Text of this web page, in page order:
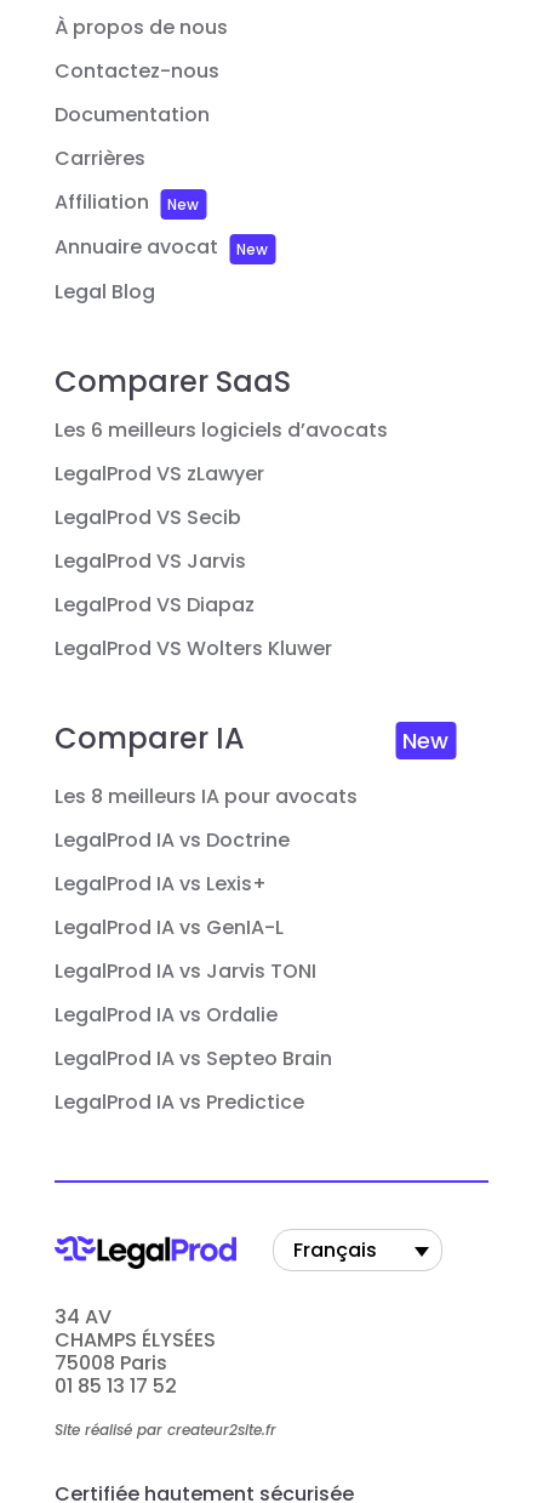
À propos de nous
Contactez-nous
Documentation
Carrières
Affiliation
New
Annuaire avocat New
Legal Blog
Comparer SaaS
Les 6 meilleurs logiciels d’avocats
LegalProd VS zLawyer
LegalProd VS Secib
LegalProd VS Jarvis
LegalProd VS Diapaz
LegalProd VS Wolters Kluwer
Comparer IA New
Les 8 meilleurs IA pour avocats
LegalProd IA vs Doctrine
LegalProd IA vs Lexis+
LegalProd IA vs GenIA-L
LegalProd IA vs Jarvis TONI
LegalProd IA vs Ordalie
LegalProd IA vs Septeo Brain
LegalProd IA vs Predictice
34 AV
CHAMPS ÉLYSÉES
75008 Paris
01 85 13 17 52
Site réalisé par createur2site.fr
Français
Certifiée hautement sécurisée